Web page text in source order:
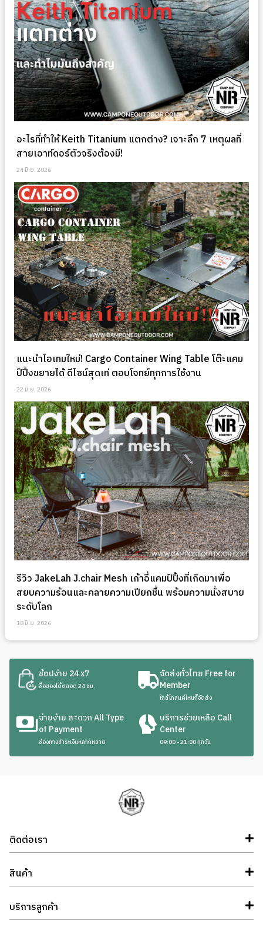
อะไรที่ทำให้ Keith Titanium แตกต่าง? เจาะลึก 7 เหตุผลที่
สายเอาท์ดอร์ตัวจริงต้องมี!
24 มิ.ย. 2026
แนะนำไอเทมใหม่! Cargo Container Wing Table โต๊ะแคม
ป์ปิ้งขยายได้ ดีไซน์สุดเท่ ตอบโจทย์ทุกการใช้งาน
22 มิ.ย. 2026
รีวิว JakeLah J.chair Mesh เก้าอี้แคมป์ปิ้งที่เกิดมาเพื่อ
สยบความร้อนและคลายความเปียกชื้น พร้อมความนั่งสบาย
ระดับโลก
18 มิ.ย. 2026
ช้อปง่าย 24 x7
ซื้อของได้ตลอด 24 ชม.
จัดส่งทั่วไทย Free for
Member
ใกล้ไกลแค่ไหนก็จัดส่ง
จ่ายง่าย สะดวก All Type
of Payment
ช่องทางชำระเงินหลากหลาย
บริการช่วยเหลือ Call
Center
09:00 - 21:00 ทุกวัน
ติดต่อเรา
สินค้า
บริการลูกค้า